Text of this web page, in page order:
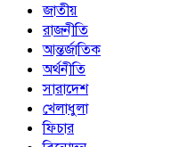
জাতীয়
রাজনীতি
আন্তর্জাতিক
অর্থনীতি
সারাদেশ
খেলাধুলা
ফিচার